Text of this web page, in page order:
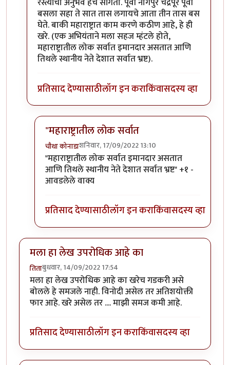
बसला सहा ते सात तास लगायचे आता तीन तास बस
घेते. बाकी महाराष्ट्रात काम करणे कठीण आहे, हे ही
खरे. (एक अभियंताने मला सहज म्हंटले होते,
महाराष्ट्रातील लोक सर्वात इमानदार असतात आणि
तिथले स्थानीय नेते देशात सर्वात भ्रष्ट).
प्रतिसाद देण्यासाठीलॉग इन कराकिंवासदस्य व्हा
"महाराष्ट्रातील लोक सर्वात
चौथा कोनाडाशनिवार, 17/09/2022 13:10
In reply toगेल्या आठ वर्षांतील बदलbyविवेकपटाईत
"महाराष्ट्रातील लोक सर्वात इमानदार असतात
आणि तिथले स्थानीय नेते देशात सर्वात भ्रष्ट" +१ -
आवडलेले वाक्य
प्रतिसाद देण्यासाठीलॉग इन कराकिंवासदस्य व्हा
मला हा लेख उपरोधिक आहे का
तिताबुधवार, 14/09/2022 17:54
मला हा लेख उपरोधिक आहे का खरेच गडकरी असे
बोलले हे समजले नाही. विनोदी असेल तर अतिशयोक्ती
फार आहे. खरे असेल तर .... माझी समज कमी आहे.
प्रतिसाद देण्यासाठीलॉग इन कराकिंवासदस्य व्हा